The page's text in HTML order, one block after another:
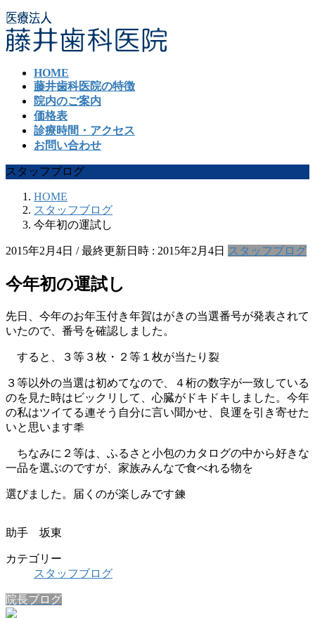
コ
ン
テ
ナ
ビ
ゲ
HOME
藤井歯科医院の特徴
院内のご案内
価格表
診療時間・アクセス
お問い合わせ
スタッフブログ
HOME
スタッフブログ
今年初の運試し
2015年2月4日 / 最終更新日時 : 2015年2月4日 スタッフブログ
今年初の運試し
先日、今年のお年玉付き年賀はがきの当選番号が発表されて
いたので、番号を確認しました。
すると、３等３枚・２等１枚が当たり裂
３等以外の当選は初めてなので、４桁の数字が一致している
のを見た時はビックリして、心臓がドキドキしました。今年
の私はツイてる連そう自分に言い聞かせ、良運を引き寄せた
いと思います秊
ちなみに２等は、ふるさと小包のカタログの中から好きな
一品を選ぶのですが、家族みんなで食べれる物を
選びました。届くのが楽しみです鍊
助手 坂東
カテゴリー
スタッフブログ
院長ブログ